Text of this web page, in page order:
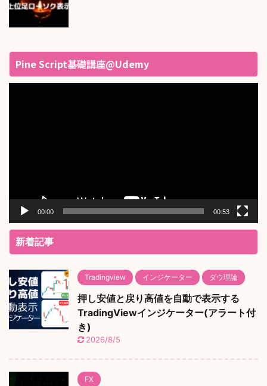
Pine Script基礎講座@Udemy
00:00 00:53
新着記事
Tradingview インジケーター ダウ理論
押し安値と戻り高値を自動で表示する
TradingViewインジケーター(アラート付
き)
2026/8/5
FX